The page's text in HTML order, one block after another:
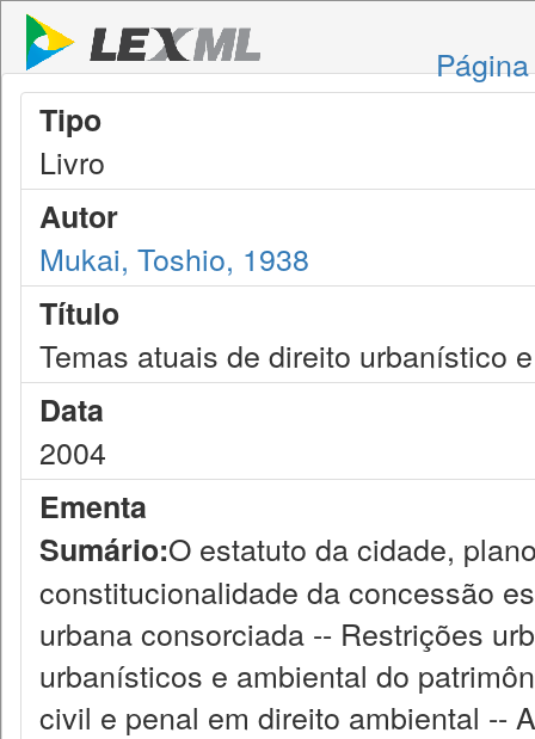
Tipo
Livro
Autor
Mukai, Toshio, 1938
Título
Temas atuais de direito urbanístico
Data
2004
Ementa
Sumário:O estatuto da cidade,
constitucionalidade da concessão
urbana consorciada -- Restrições
urbanísticos e ambiental do
civil e penal em direito ambiental --